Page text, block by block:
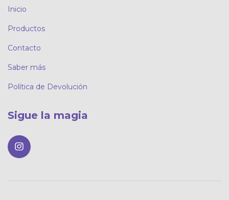
Inicio
Productos
Contacto
Saber más
Política de Devolución
Sigue la magia